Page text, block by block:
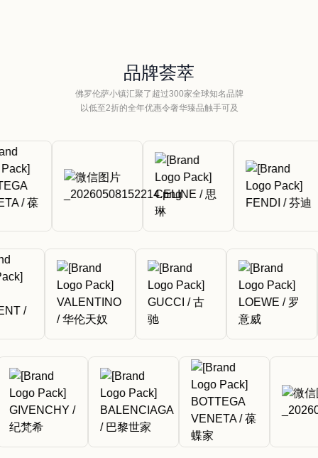
品牌荟萃
佛罗伦萨小镇汇聚了超过300家全球知名品牌
以低至2折的全年优惠令奢华臻品触手可及